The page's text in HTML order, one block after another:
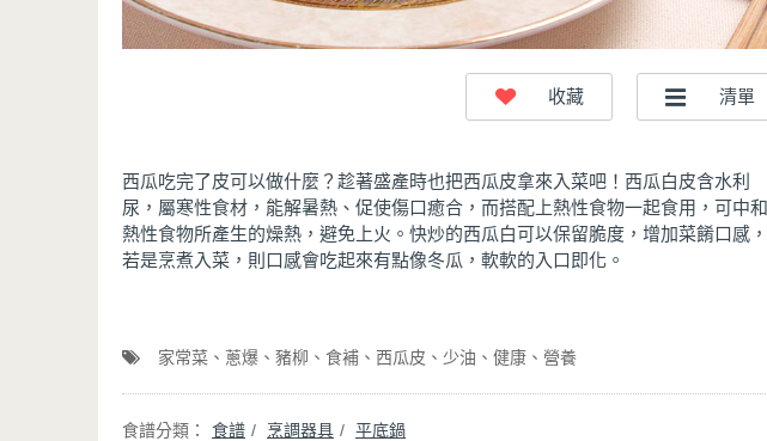
西瓜吃完了皮可以做什麼？趁著盛產時也把西瓜皮拿來入菜吧！西瓜白皮含水利
尿，屬寒性食材，能解暑熱、促使傷口癒合，而搭配上熱性食物一起食用，可中和
熱性食物所產生的燥熱，避免上火。快炒的西瓜白可以保留脆度，增加菜餚口感，
若是烹煮入菜，則口感會吃起來有點像冬瓜，軟軟的入口即化。
家常菜 蔥爆 豬柳 食補 西瓜皮 少油 健康 營養
食譜 烹調器具
平底鍋